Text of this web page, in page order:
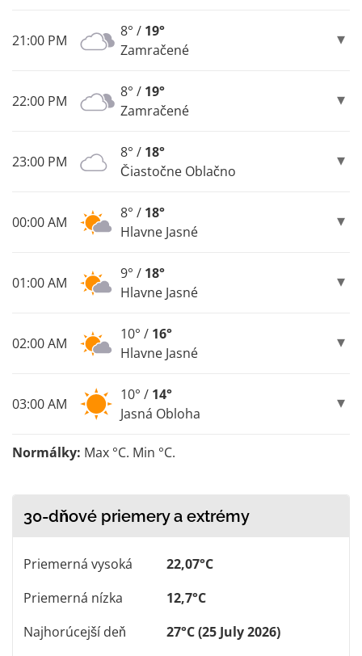
21:00 PM
8° / 19°
Zamračené
22:00 PM
8° / 19°
Zamračené
23:00 PM
8° / 18°
Čiastočne Oblačno
00:00 AM
8° / 18°
Hlavne Jasné
01:00 AM
9° / 18°
Hlavne Jasné
02:00 AM
10° / 16°
Hlavne Jasné
03:00 AM
10° / 14°
Jasná Obloha
Normálky: Max °C. Min °C.
30-dňové priemery a extrémy
Priemerná vysoká
22,07°C
Priemerná nízka
12,7°C
Najhorúcejší deň
27°C (25 July 2026)